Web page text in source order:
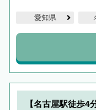
愛知県
【名古屋駅徒歩